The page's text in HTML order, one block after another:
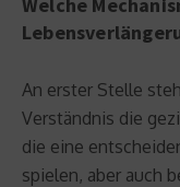
An erster Stelle
Verständnis die
die eine
spielen, aber auch